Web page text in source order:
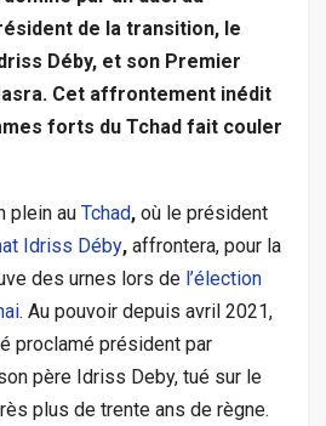
de la transition, le
Déby, et son Premier
Cet affrontement inédit
forts du Tchad fait couler
plein au Tchad, où le président
Idriss Déby, affrontera, pour la
des urnes lors de l’élection
. Au pouvoir depuis avril 2021,
proclamé président par
père Idriss Deby, tué sur le
plus de trente ans de règne.